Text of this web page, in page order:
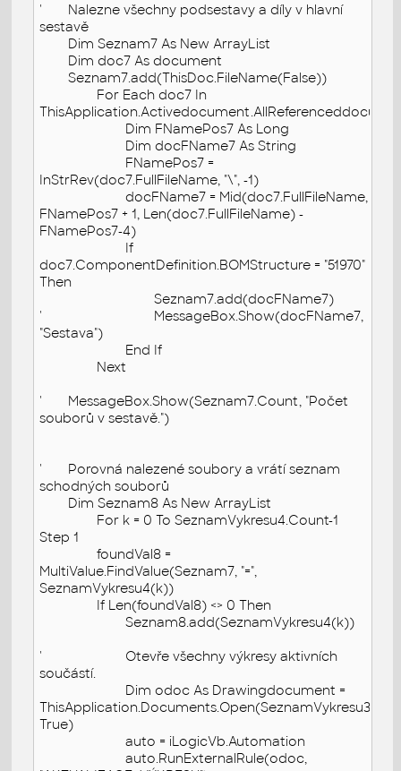
'
Nalezne všechny podsestavy a díly v hlavní
sestavě
Dim Seznam7 As New ArrayList
Dim doc7 As document
Seznam7.add(ThisDoc.FileName(False))
For Each doc7 In
Dim FNamePos7 As Long
Dim docFName7 As String
FNamePos7 =
InStrRev(doc7.FullFileName, "\", -1)
docFName7 = Mid(doc7.FullFileName,
FNamePos7 + 1, Len(doc7.FullFileName) -
FNamePos7-4)
If
doc7.ComponentDefinition.BOMStructure = "51970"
Then
Seznam7.add(docFName7)
'
MessageBox.Show(docFName7,
"Sestava")
End If
Next
'
MessageBox.Show(Seznam7.Count, "Počet
souborů v sestavě.")
'
Porovná nalezené soubory a vrátí seznam
schodných souborů
Dim Seznam8 As New ArrayList
For k = 0 To SeznamVykresu4.Count-1
Step 1
foundVal8 =
MultiValue.FindValue(Seznam7, "=",
SeznamVykresu4(k))
If Len(foundVal8) <> 0 Then
Seznam8.add(SeznamVykresu4(k))
'
Otevře všechny výkresy aktivních
součástí.
Dim odoc As Drawingdocument =
ThisApplication.Documents.Open(SeznamVykresu3(k),
True)
auto = iLogicVb.Automation
auto.RunExternalRule(odoc,